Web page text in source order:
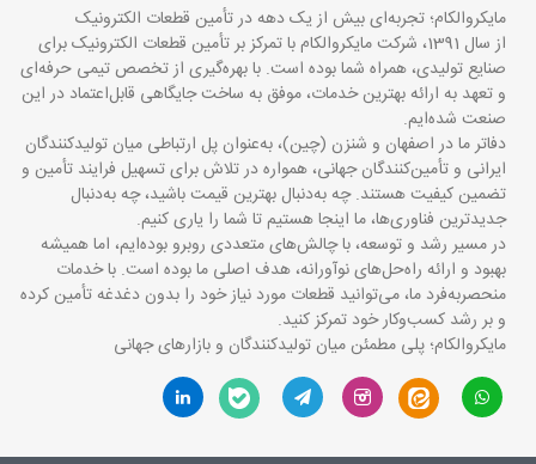
مایکروالکام؛ تجربه‌ای بیش از یک دهه در تأمین قطعات الکترونیک
از سال 1391، شرکت مایکروالکام با تمرکز بر تأمین قطعات الکترونیک برای
صنایع تولیدی، همراه شما بوده است. با بهره‌گیری از تخصص تیمی حرفه‌ای
و تعهد به ارائه بهترین خدمات، موفق به ساخت جایگاهی قابل‌اعتماد در این
صنعت شده‌ایم.
دفاتر ما در اصفهان و شنزن (چین)، به‌عنوان پل ارتباطی میان تولیدکنندگان
ایرانی و تأمین‌کنندگان جهانی، همواره در تلاش برای تسهیل فرایند تأمین و
تضمین کیفیت هستند. چه به‌دنبال بهترین قیمت باشید، چه به‌دنبال
جدیدترین فناوری‌ها، ما اینجا هستیم تا شما را یاری کنیم.
در مسیر رشد و توسعه، با چالش‌های متعددی روبرو بوده‌ایم، اما همیشه
بهبود و ارائه راه‌حل‌های نوآورانه، هدف اصلی ما بوده است. با خدمات
منحصربه‌فرد ما، می‌توانید قطعات مورد نیاز خود را بدون دغدغه تأمین کرده
و بر رشد کسب‌وکار خود تمرکز کنید.
مایکروالکام؛ پلی مطمئن میان تولیدکنندگان و بازارهای جهانی